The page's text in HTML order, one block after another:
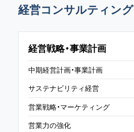
経営コンサルティング
経営戦略・事業計画
中期経営計画・事業計画
サステナビリティ経営
営業戦略・マーケティング
営業力の強化